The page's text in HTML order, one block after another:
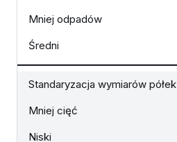
Mniej odpadów
Średni
Standaryzacja wymiarów półek
Mniej cięć
Niski